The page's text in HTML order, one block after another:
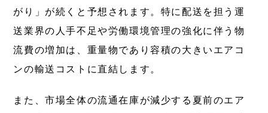
がり」が続くと予想されます。特に配送を担う運
送業界の人手不足や労働環境管理の強化に伴う物
流費の増加は、重量物であり容積の大きいエアコ
ンの輸送コストに直結します。
また、市場全体の流通在庫が減少する夏前のエア